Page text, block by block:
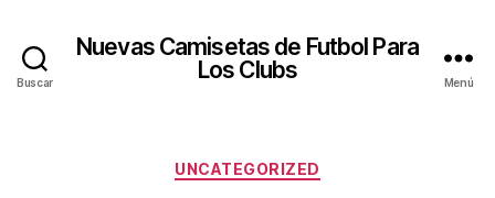
Buscar
Nuevas Camisetas de Futbol Para
Los Clubs
Menú
Categorías
UNCATEGORIZED